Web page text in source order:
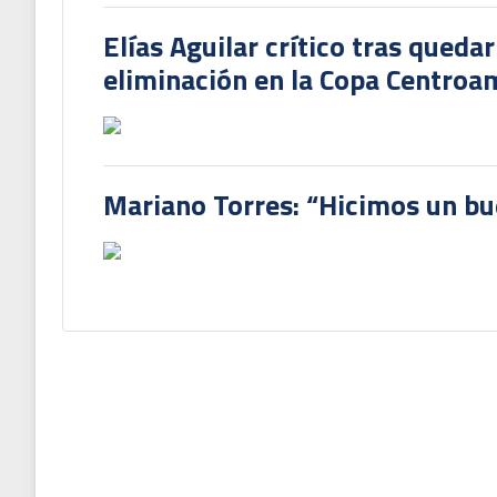
Elías Aguilar crítico tras
eliminación en la Copa
Mariano Torres: “Hicimos un